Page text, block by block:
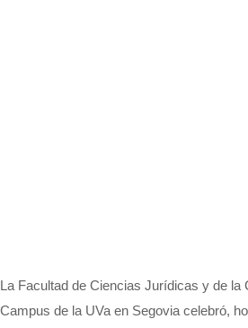
La Facultad de Ciencias Jurídicas y de la
Campus de la UVa en Segovia celebró,